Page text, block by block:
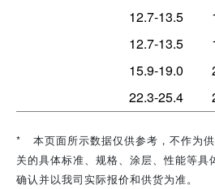
12.7-13.5
12.7-13.5
15.9-19.0
22.3-25.4
* 本页面所示数据仅供参考，不作为
关的具体标准、规格、涂层、性能等具
确认并以我司实际报价和供货为准。